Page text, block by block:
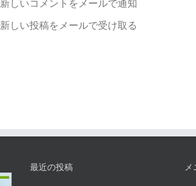
新しいコメントをメールで通知
新しい投稿をメールで受け取る
最近の投稿